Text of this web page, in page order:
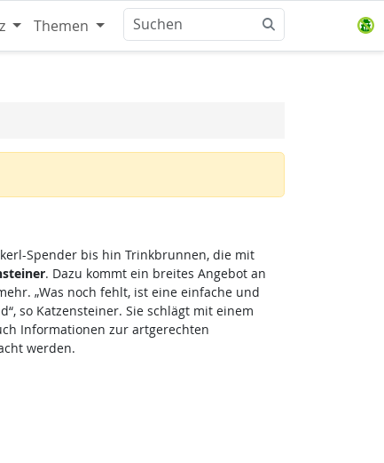
Themen
Spender bis hin Trinkbrunnen, die mit
. Dazu kommt ein breites Angebot an
„Was noch fehlt, ist eine einfache und
so Katzensteiner. Sie schlägt mit einem
Informationen zur artgerechten
werden.